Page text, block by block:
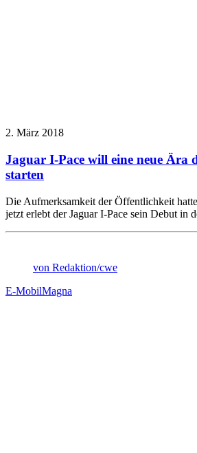
2. März 2018
Jaguar I-Pace will eine neue Ära
starten
Die Aufmerksamkeit der Öffentlichkeit
jetzt erlebt der Jaguar I-Pace sein Debut in
von Redaktion/cwe
E-MobilMagna